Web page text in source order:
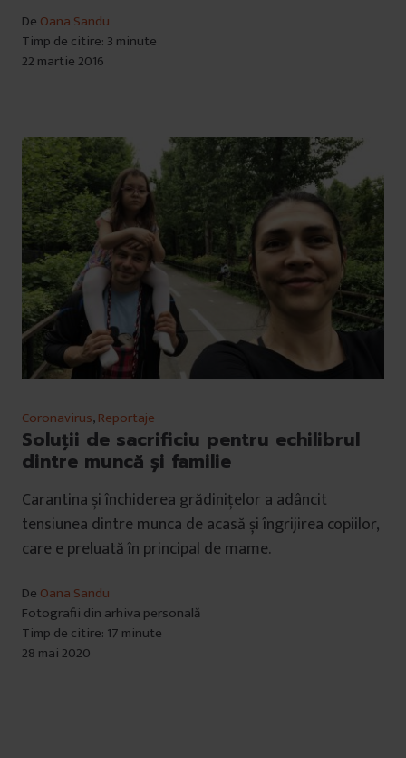
De Oana Sandu
Timp de citire: 3 minute
22 martie 2016
Coronavirus,Reportaje
Soluții de sacrificiu pentru echilibrul
dintre muncă și familie
Carantina și închiderea grădinițelor a adâncit
tensiunea dintre munca de acasă și îngrijirea copiilor,
care e preluată în principal de mame.
De Oana Sandu
Fotografii din arhiva personală
Timp de citire: 17 minute
28 mai 2020